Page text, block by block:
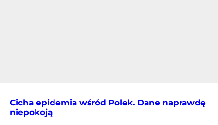
Cicha epidemia wśród Polek. Dane naprawdę
niepokoją